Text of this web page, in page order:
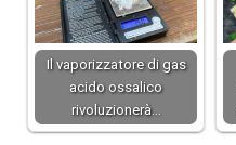
Il vaporizzatore di gas
acido ossalico
rivoluzionerà…